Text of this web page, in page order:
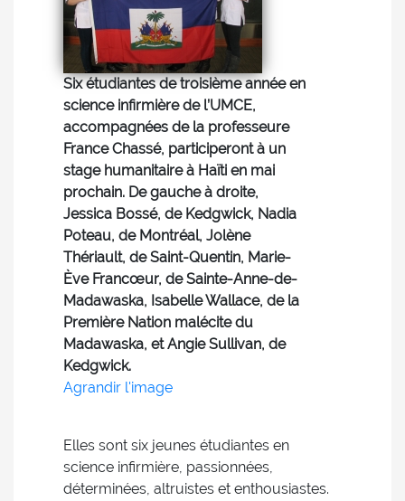
Six étudiantes de troisième année en
science infirmière de l’UMCE,
accompagnées de la professeure
France Chassé, participeront à un
stage humanitaire à Haïti en mai
prochain. De gauche à droite,
Jessica Bossé, de Kedgwick, Nadia
Poteau, de Montréal, Jolène
Thériault, de Saint-Quentin, Marie-
Ève Francœur, de Sainte-Anne-de-
Madawaska, Isabelle Wallace, de la
Première Nation malécite du
Madawaska, et Angie Sullivan, de
Kedgwick.
Agrandir l'image
Elles sont six jeunes étudiantes en
science infirmière, passionnées,
déterminées, altruistes et enthousiastes.